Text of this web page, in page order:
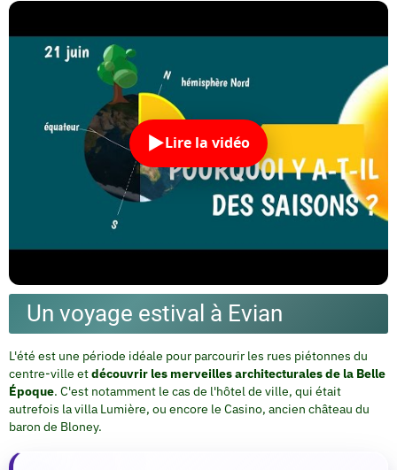
Lire la vidéo
Un voyage estival à Evian
L'été est une période idéale pour parcourir les rues piétonnes du
centre-ville etdécouvrir les merveilles architecturales de la Belle
Époque. C'est notamment le cas de l'hôtel de ville, qui était
autrefois la villa Lumière, ou encore le Casino, ancien château du
baron de Bloney.